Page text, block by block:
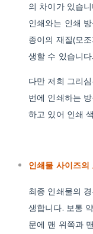
의 차이가 있습
인쇄와는 인쇄
종이의 재질(모
생할 수 있습니다.
다만 저희 그리
번에 인쇄하는
하고 있어 인쇄
인쇄물 사이즈의
최종 인쇄물의
생합니다. 보통
문에 맨 위쪽과